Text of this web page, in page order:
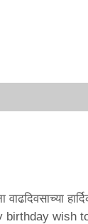
वाढदिवसाच्या
birthday wish